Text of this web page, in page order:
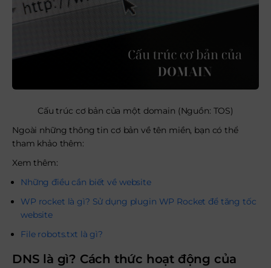
Cấu trúc cơ bản của một domain (Nguồn: TOS)
Ngoài những thông tin cơ bản về tên miền, bạn có thể
tham khảo thêm:
Xem thêm:
Những điều cần biết về website
WP rocket là gì? Sử dụng plugin WP Rocket để tăng tốc
website
File robots.txt là gì?
DNS là gì? Cách thức hoạt động của